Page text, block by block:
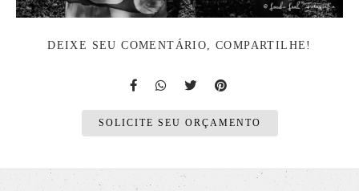
DEIXE SEU COMENTÁRIO, COMPARTILHE!
SOLICITE SEU ORÇAMENTO